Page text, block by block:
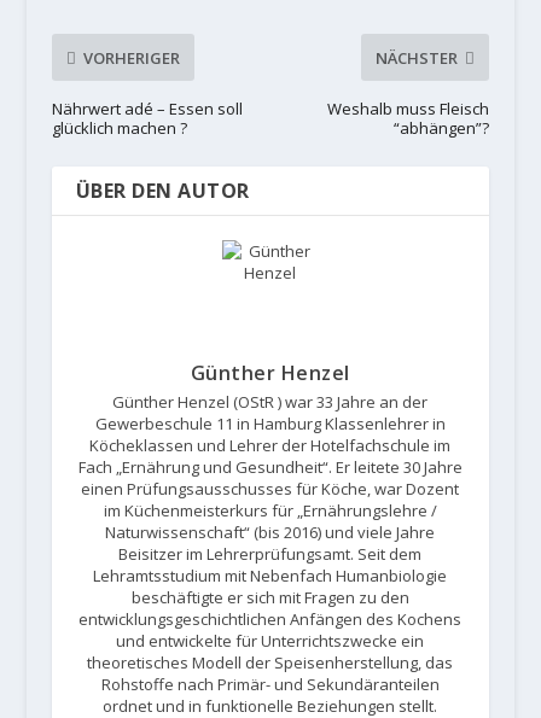
VORHERIGER
Nährwert adé – Essen soll
glücklich machen ?
NÄCHSTER
Weshalb muss Fleisch
“abhängen”?
ÜBER DEN AUTOR
Günther Henzel
Günther Henzel (OStR ) war 33 Jahre an der
Gewerbeschule 11 in Hamburg Klassenlehrer in
Köcheklassen und Lehrer der Hotelfachschule im
Fach „Ernährung und Gesundheit“. Er leitete 30 Jahre
einen Prüfungsausschusses für Köche, war Dozent
im Küchenmeisterkurs für „Ernährungslehre /
Naturwissenschaft“ (bis 2016) und viele Jahre
Beisitzer im Lehrerprüfungsamt. Seit dem
Lehramtsstudium mit Nebenfach Humanbiologie
beschäftigte er sich mit Fragen zu den
entwicklungsgeschichtlichen Anfängen des Kochens
und entwickelte für Unterrichtszwecke ein
theoretisches Modell der Speisenherstellung, das
Rohstoffe nach Primär- und Sekundäranteilen
ordnet und in funktionelle Beziehungen stellt.